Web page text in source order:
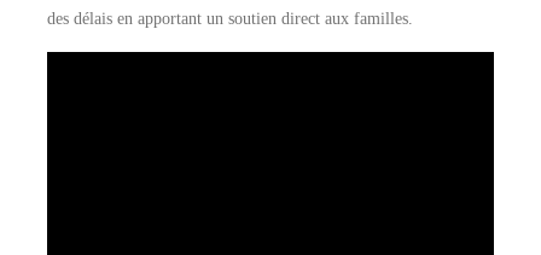
des délais en apportant un soutien direct aux familles.